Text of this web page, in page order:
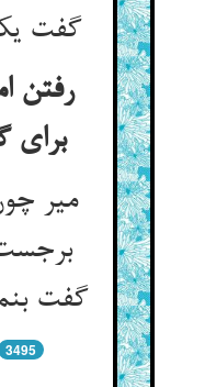
گفت یک یک پیش او
رفتن
برای گوشمال زاهد
میر
گفت
3495